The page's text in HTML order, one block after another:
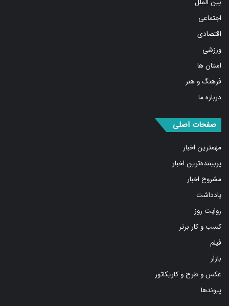
اجتماعی
اقتصادی
ورزشی
استان ها
فرهنگ و هنر
درباره ما
مهمترین اخبار
پربیننده‌ترین اخبار
مشروح اخبار
یادداشت
روایت روز
کسب و کار برتر
فیلم
بازار
عکس و طرح و کاریکاتور
پیوندها